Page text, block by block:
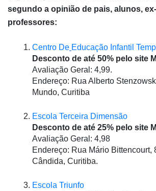
segundo a opinião de pais, alunos,
professores:
Centro De Educação Infantil
Desconto de até 50% pelo site
Avaliação Geral: 4,99.
Endereço: Rua Alberto
Mundo, Curitiba
Escola Terceira Dimensão
Desconto de até 25% pelo site
Avaliação Geral: 4,98
Endereço: Rua Mário Bittencourt,
Cândida, Curitiba.
Escola Triunfo